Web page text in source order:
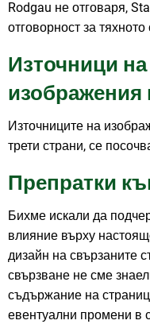
Rodgau не отговаря,
отговорност за
Източници
изображения
Източниците на
трети страни, се
Препратки
Бихме искали да
влияние върху
дизайн на свързаните
свързване не сме
съдържание на
евентуални промени в